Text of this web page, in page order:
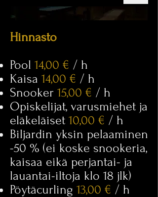
Hinnasto
Pool 14,00 € / h
Kaisa 14,00 € / h
Snooker 15,00 € / h
Opiskelijat, varusmiehet ja
eläkeläiset 10,00 € / h
Biljardin yksin pelaaminen
-50 % (ei koske snookeria,
kaisaa eikä perjantai- ja
lauantai-iltoja klo 18 jlk)
Pöytäcurling 13,00 € / h